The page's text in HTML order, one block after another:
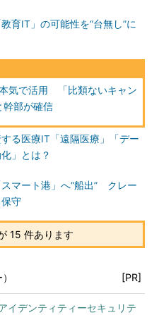
育IT」の可能性を“台無し”に
気で活用 「比類ないキャン
幹部が確信
る医療IT「遠隔医療」「デー
」とは？
マート港」へ“船出” クレー
守
15 件あります
[PR]
デンティティーセキュリテ